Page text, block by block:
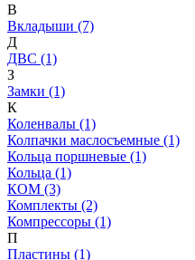
В
Вкладыши (7)
Д
ДВС (1)
З
Замки (1)
К
Коленвалы (1)
Колпачки маслосъемные (1)
Кольца поршневые (1)
Кольца (1)
КОМ (3)
Комплекты (2)
Компрессоры (1)
П
Пластины (1)